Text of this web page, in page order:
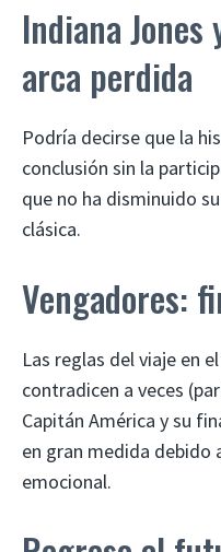
Indiana Jones
arca perdida
Podría decirse que la
conclusión sin la
que no ha disminuido
clásica.
Vengadores:
Las reglas del viaje en
contradicen a veces
Capitán América y su
en gran medida debido
emocional.